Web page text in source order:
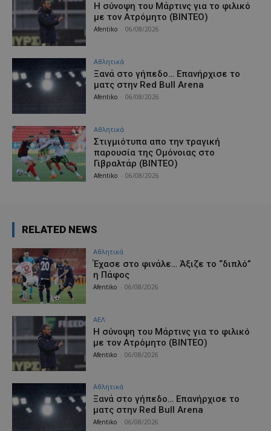
H σύνοψη του Μάρτινς για το φιλικό
με τον Ατρόμητο (ΒΙΝΤΕΟ)
Afentiko 06/08/2026
Αθλητικά
Ξανά στο γήπεδο… Επανήρχισε το
ματς στην Red Bull Arena
Afentiko 06/08/2026
Αθλητικά
Στιγμιότυπα απο την τραγική
παρουσία της Ομόνοιας στο
Γιβραλτάρ (ΒΙΝΤΕΟ)
Afentiko 06/08/2026
RELATED NEWS
Αθλητικά
Έχασε στο φινάλε… Άξιζε το “διπλό”
η Πάφος
Afentiko 06/08/2026
ΑΕΛ
H σύνοψη του Μάρτινς για το φιλικό
με τον Ατρόμητο (ΒΙΝΤΕΟ)
Afentiko 06/08/2026
Αθλητικά
Ξανά στο γήπεδο… Επανήρχισε το
ματς στην Red Bull Arena
Afentiko 06/08/2026